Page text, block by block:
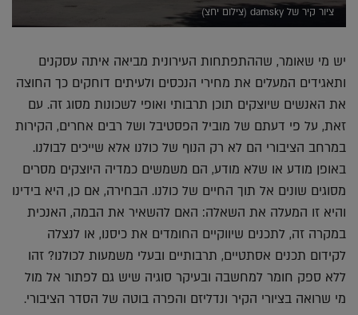
ציור קיר של damsky (צילום יחצ)
יש מי שאומר, שההתפתחות העירונית מביאה איתה עסקנים
ותאגידים המעלים את מחירי הנכסים ולעיתים דוחקים כך החוצה
את האנשים שיוצקים תוכן תרבותי ואופי לשכונות מסוג זה. עם
זאת, על פי דעתם של מוביל הפסטיבל ושל רבים אחרים, הקירות
במרחב הציבורי הם לא רק הנוף של כולנו אלא שייכים לבולנו.
באופן מודע או שלא מודע, הם משמשים כמדיה היוצקים מסרים
מסוגים שונים אל תוך החיים של כולנו. הבחירה, אם כן, היא בידינו
והיא זו המעלה את השאלה: האם להשאיר את הבמה, האנכית
במקרה זה, לתכנים שיווקיים החומדים את כיסנו, או לנצלה
לקידום תכנים אסתטיים, תרבותיים ובעלי משמעות לכולנו? זהו
ללא ספק חומר למחשבה ובעיקר סוגיה שיש גם לפתור אל מול
מי שרואה בציורי הקיר ונדליזם והפרה בוטה של הסדר הציבורי.